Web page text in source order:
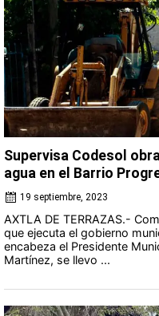
Supervisa Codesol
agua en el Barrio
19 septiembre, 2023
AXTLA DE TERRAZAS.-
que ejecuta el gobierno
encabeza el Presidente
Martínez, se llevo ...